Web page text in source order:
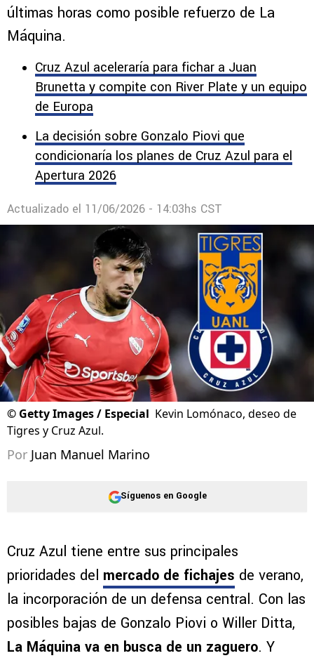
últimas horas como posible refuerzo de La
Máquina.
Cruz Azul aceleraría para fichar a Juan
Brunetta y compite con River Plate y un equipo
de Europa
La decisión sobre Gonzalo Piovi que
condicionaría los planes de Cruz Azul para el
Apertura 2026
Actualizado el 11/06/2026 - 14:03hs CST
© Getty Images / Especial Kevin Lomónaco, deseo de
Tigres y Cruz Azul.
Por Juan Manuel Marino
Síguenos en Google
Cruz Azul tiene entre sus principales
prioridades del mercado de fichajes de verano,
la incorporación de un defensa central. Con las
posibles bajas de Gonzalo Piovi o Willer Ditta,
La Máquina va en busca de un zaguero. Y